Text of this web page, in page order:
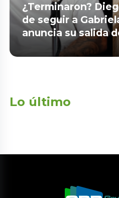
¿Terminaron?
de seguir a
anuncia su salida
Lo último